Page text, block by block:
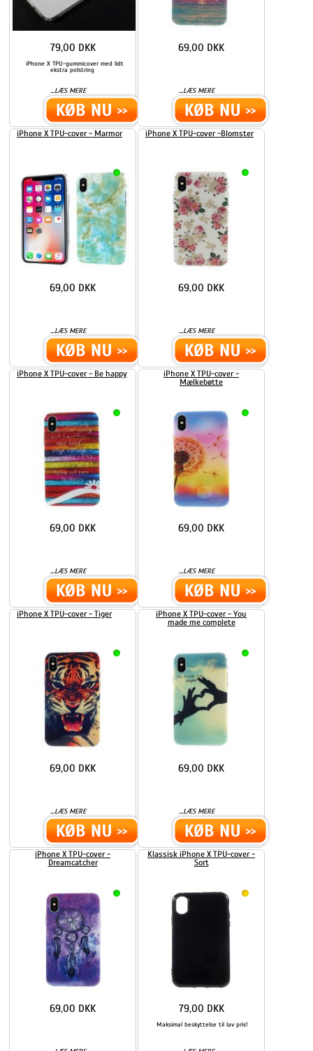
iPhone X TPU-gummicover med lidt
ekstra polstring
...LÆS MERE
79,00 DKK
...LÆS MERE
69,00 DKK
iPhone X TPU-cover - Marmor
...LÆS MERE
69,00 DKK
iPhone X TPU-cover -Blomster
...LÆS MERE
69,00 DKK
iPhone X TPU-cover - Be happy
...LÆS MERE
69,00 DKK
iPhone X TPU-cover -
Mælkebøtte
...LÆS MERE
69,00 DKK
iPhone X TPU-cover - Tiger
...LÆS MERE
69,00 DKK
iPhone X TPU-cover - You
made me complete
...LÆS MERE
69,00 DKK
iPhone X TPU-cover -
Dreamcatcher
69,00 DKK
Klassisk iPhone X TPU-cover -
Sort
Maksimal beskyttelse til lav pris!
79,00 DKK